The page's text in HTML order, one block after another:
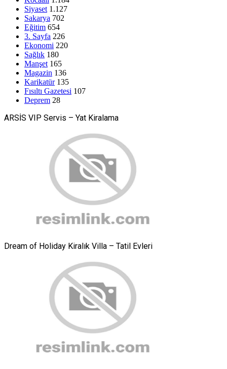
Siyaset 1.127
Sakarya 702
Eğitim 654
3. Sayfa 226
Ekonomi 220
Sağlık 180
Manşet 165
Magazin 136
Karikatür 135
Fısıltı Gazetesi 107
Deprem 28
ARSİS VIP Servis – Yat Kiralama
Dream of Holiday Kiralık Villa – Tatil Evleri